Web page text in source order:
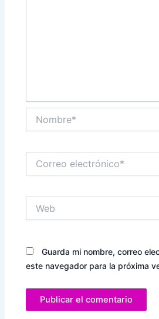
electrónico*
Guarda mi nombre, correo
este navegador para la próxima